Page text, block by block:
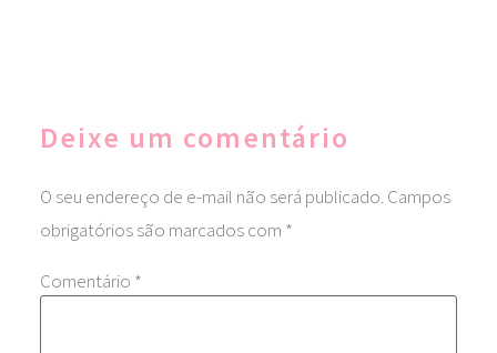
Deixe um comentário
O seu endereço de e-mail não será publicado. Campos
obrigatórios são marcados com *
Comentário *